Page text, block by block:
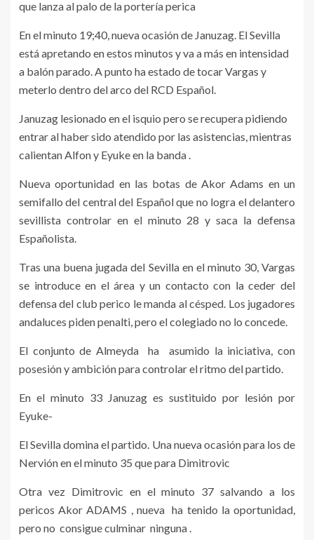
que lanza al palo de la portería perica
En el minuto 19;40, nueva ocasión de Januzag. El Sevilla
está apretando en estos minutos y va a más en intensidad
a balón parado. A punto ha estado de tocar Vargas y
meterlo dentro del arco del RCD Español.
Januzag lesionado en el isquio pero se recupera pidiendo
entrar al haber sido atendido por las asistencias, mientras
calientan Alfon y Eyuke en la banda .
Nueva oportunidad en las botas de Akor Adams en un
semifallo del central del Español que no logra el delantero
sevillista controlar en el minuto 28 y saca la defensa
Españolista.
Tras una buena jugada del Sevilla en el minuto 30, Vargas
se introduce en el área y un contacto con la ceder del
defensa del club perico le manda al césped. Los jugadores
andaluces piden penalti, pero el colegiado no lo concede.
El conjunto de Almeyda ha asumido la iniciativa, con
posesión y ambición para controlar el ritmo del partido.
En el minuto 33 Januzag es sustituido por lesión por
Eyuke-
El Sevilla domina el partido. Una nueva ocasión para los de
Nervión en el minuto 35 que para Dimitrovic
Otra vez Dimitrovic en el minuto 37 salvando a los
pericos Akor ADAMS , nueva ha tenido la oportunidad,
pero no consigue culminar ninguna .